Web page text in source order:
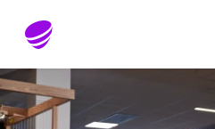
Gå till sidans innehåll